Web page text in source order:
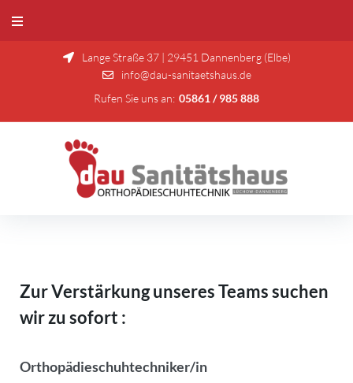
Lange Straße 37 | 29451 Dannenberg (Elbe)
info@dau-sanitaetshaus.de
Rufen Sie uns an: 05861 / 985 888
Zur Verstärkung unseres Teams suchen
wir zu sofort :
Orthopädieschuhtechniker/in